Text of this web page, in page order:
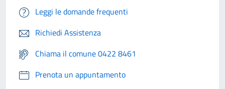
Leggi le domande frequenti
Richiedi Assistenza
Chiama il comune 0422 8461
Prenota un appuntamento